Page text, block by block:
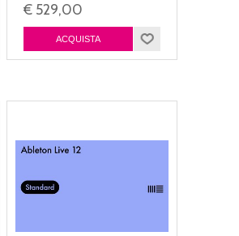
€ 529,00